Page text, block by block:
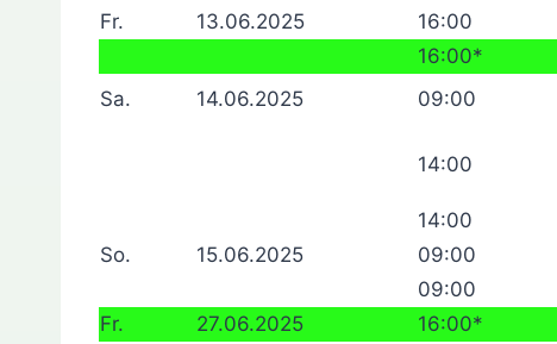
Fr.
13.06.2025 16:00
16:00*
Sa.
14.06.2025 09:00
14:00
14:00
So.
15.06.2025 09:00
09:00
Fr.
27.06.2025 16:00*